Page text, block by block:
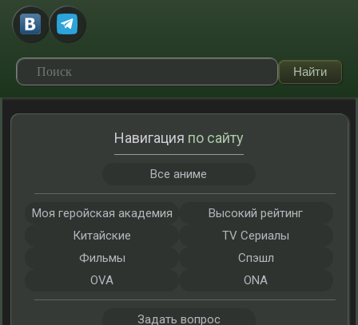
Навигация по сайту
Все аниме
Моя геройская академия
Высокий рейтинг
Китайские
TV Сериалы
Фильмы
Спэшл
OVA
ONA
Задать вопрос